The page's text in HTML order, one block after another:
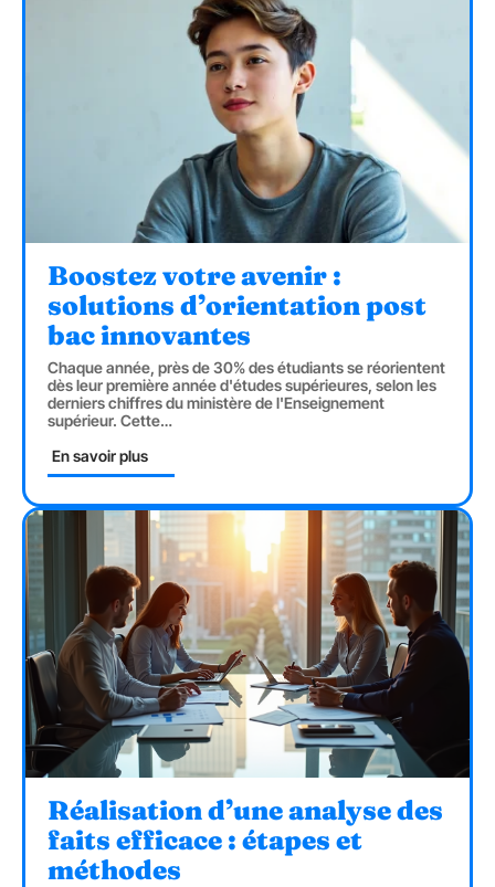
Boostez votre avenir :
solutions d’orientation post
bac innovantes
Chaque année, près de 30% des étudiants se réorientent
dès leur première année d'études supérieures, selon les
derniers chiffres du ministère de l'Enseignement
supérieur. Cette…
En savoir plus
Réalisation d’une analyse des
faits efficace : étapes et
méthodes